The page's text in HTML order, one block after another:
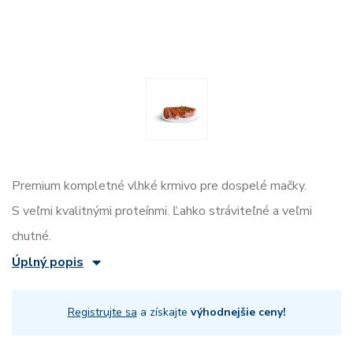
Premium kompletné vlhké krmivo pre dospelé mačky.
S veľmi kvalitnými proteínmi. Ľahko stráviteľné a veľmi
chutné.
Úplný popis
Registrujte sa a získajte výhodnejšie ceny!